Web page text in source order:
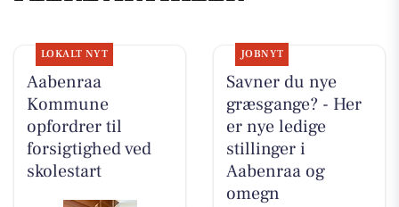
LOKALT NYT
Aabenraa
Kommune
opfordrer til
forsigtighed ved
skolestart
JOBNYT
Savner du nye
græsgange? - Her
er nye ledige
stillinger i
Aabenraa og
omegn